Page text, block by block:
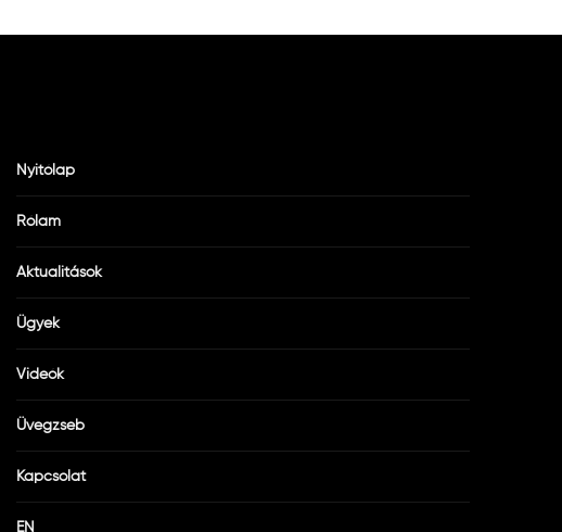
Nyitólap
Rólam
Aktualitások
Ügyek
Videók
Üvegzseb
Kapcsolat
EN